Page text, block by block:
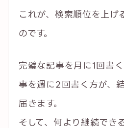
これが、検索順位を上げ
のです。
完璧な記事を月に1回書
事を週に2回書く方が、
届きます。
そして、何より継続できる